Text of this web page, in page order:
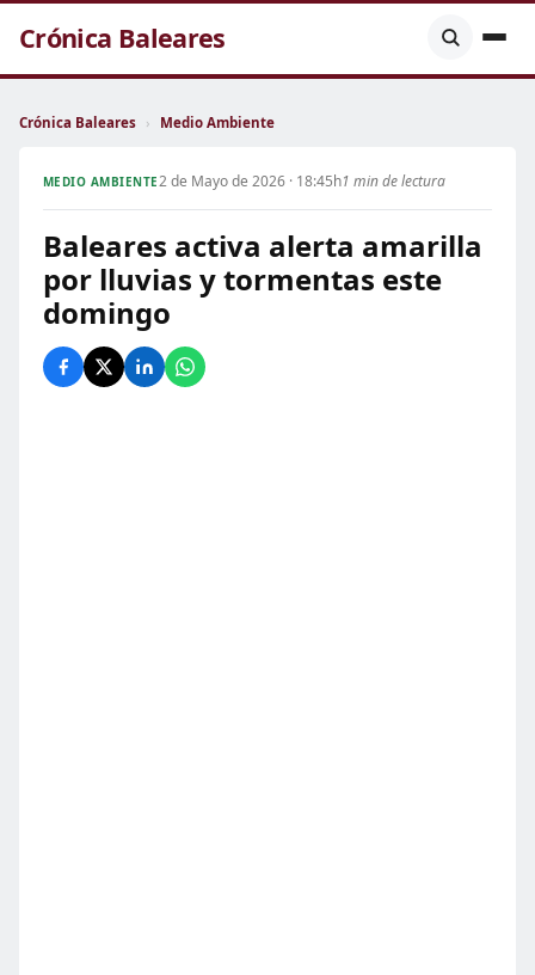
Crónica Baleares
Crónica Baleares › Medio Ambiente
MEDIO AMBIENTE2 de Mayo de 2026 · 18:45h1 min de lectura
Baleares activa alerta amarilla
por lluvias y tormentas este
domingo